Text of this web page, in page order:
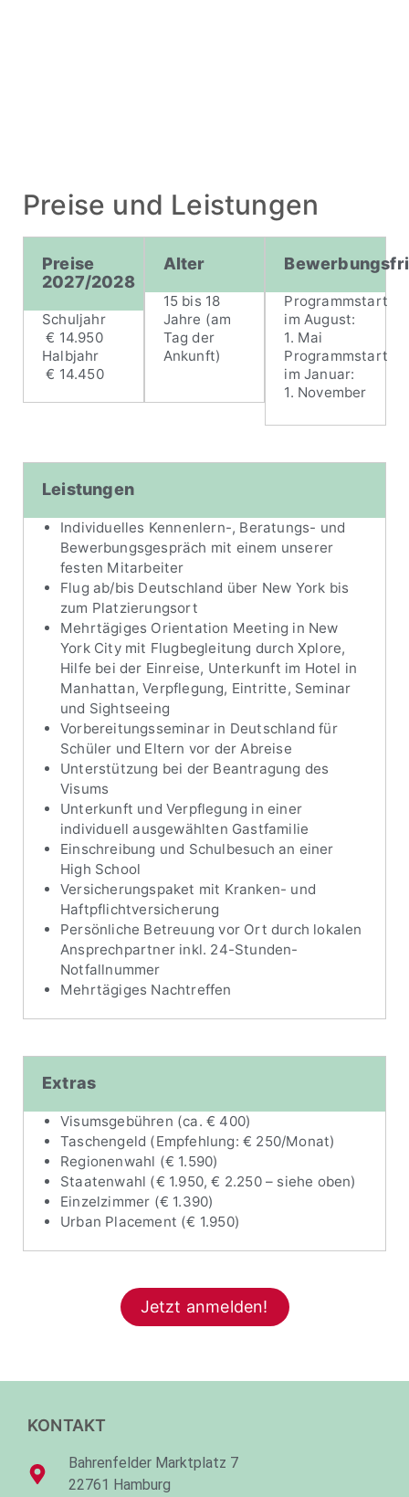
Preise und Leistungen
Preise
2027/2028
Schuljahr
€ 14.950
Halbjahr
€ 14.450
Alter
15 bis 18
Jahre (am
Tag der
Ankunft)
Programmstart
im August:
1. Mai
Programmstart
im Januar:
1. November
Leistungen
Individuelles Kennenlern-, Beratungs- und
Bewerbungsgespräch mit einem unserer
festen Mitarbeiter
Flug ab/bis Deutschland über New York bis
zum Platzierungsort
Mehrtägiges Orientation Meeting in New
York City mit Flugbegleitung durch Xplore,
Hilfe bei der Einreise, Unterkunft im Hotel in
Manhattan, Verpflegung, Eintritte, Seminar
und Sightseeing
Vorbereitungsseminar in Deutschland für
Schüler und Eltern vor der Abreise
Unterstützung bei der Beantragung des
Visums
Unterkunft und Verpflegung in einer
individuell ausgewählten Gastfamilie
Einschreibung und Schulbesuch an einer
High School
Versicherungspaket mit Kranken- und
Haftpflichtversicherung
Persönliche Betreuung vor Ort durch lokalen
Ansprechpartner inkl. 24-Stunden-
Notfallnummer
Mehrtägiges Nachtreffen
Extras
Visumsgebühren (ca. € 400)
Taschengeld (Empfehlung: € 250/Monat)
Regionenwahl (€ 1.590)
Staatenwahl (€ 1.950, € 2.250 – siehe oben)
Einzelzimmer (€ 1.390)
Urban Placement (€ 1.950)
Jetzt anmelden!
KONTAKT
Bahrenfelder Marktplatz 7
22761 Hamburg